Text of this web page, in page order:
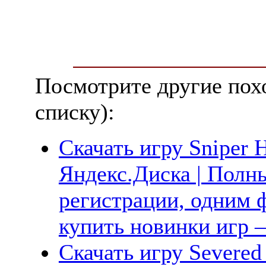
Посмотрите другие
списку):
Скачать игру Sniper
Яндекс.Диска |
регистрации, одним
купить новинки
Скачать игру